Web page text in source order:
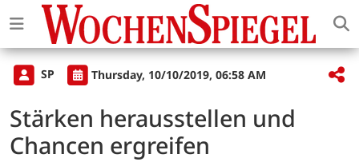
SP Thursday, 10/10/2019, 06:58 AM
Stärken herausstellen und
Chancen ergreifen